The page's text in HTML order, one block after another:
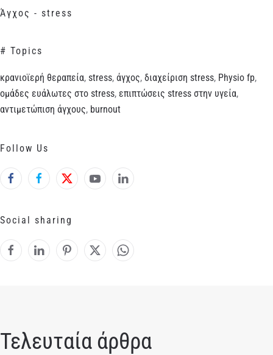
Άγχος - stress
# Topics
κρανιοϊερή θεραπεία, stress, άγχος, διαχείριση stress, Physio fp,
ομάδες ευάλωτες στο stress, επιπτώσεις stress στην υγεία,
αντιμετώπιση άγχους, burnout
Follow Us
Social sharing
Τελευταία άρθρα